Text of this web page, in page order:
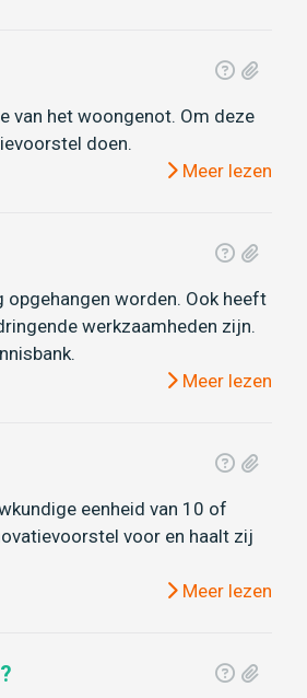
van het woongenot. Om deze
doen.
Meer lezen
worden. Ook heeft
werkzaamheden zijn.
Meer lezen
eenheid van 10 of
voor en haalt zij
Meer lezen